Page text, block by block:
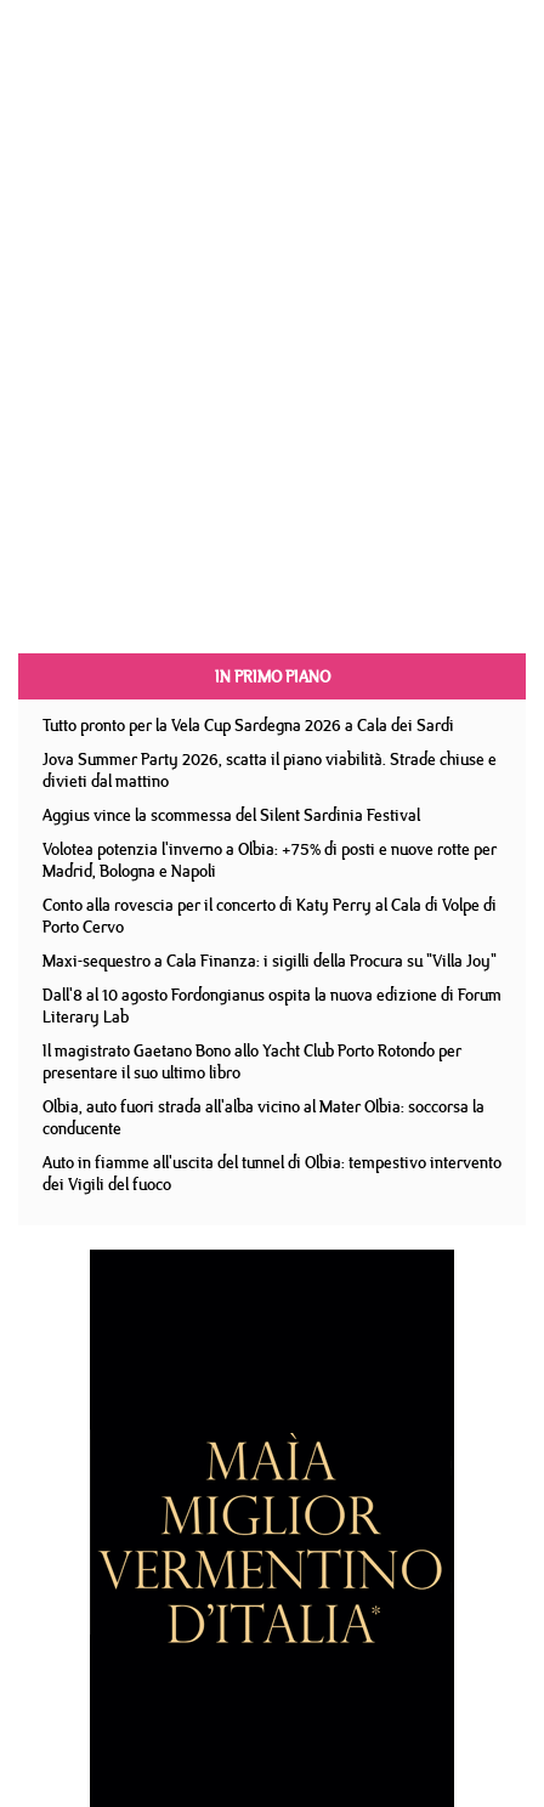
IN PRIMO PIANO
Tutto pronto per la Vela Cup Sardegna 2026 a Cala dei Sardi
Jova Summer Party 2026, scatta il piano viabilità. Strade chiuse e
divieti dal mattino
Aggius vince la scommessa del Silent Sardinia Festival
Volotea potenzia l'inverno a Olbia: +75% di posti e nuove rotte per
Madrid, Bologna e Napoli
Conto alla rovescia per il concerto di Katy Perry al Cala di Volpe di
Porto Cervo
Maxi-sequestro a Cala Finanza: i sigilli della Procura su "Villa Joy"
Dall'8 al 10 agosto Fordongianus ospita la nuova edizione di Forum
Literary Lab
Il magistrato Gaetano Bono allo Yacht Club Porto Rotondo per
presentare il suo ultimo libro
Olbia, auto fuori strada all'alba vicino al Mater Olbia: soccorsa la
conducente
Auto in fiamme all'uscita del tunnel di Olbia: tempestivo intervento
dei Vigili del fuoco